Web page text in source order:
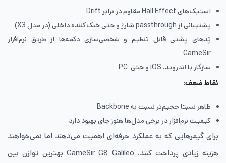
استیک‌های Hall Effect مقاوم در برابر Drift
پشتیبانی از passthrough شارژ و حتی خنک‌کننده داخلی (در مدل X3)
پَدهای پشتی قابل تنظیم و شخصی‌سازی دکمه‌ها از طریق نرم‌افزار
GameSir
سازگار با اندروید، iOS و حتی PC
نقاط ضعف:
ظاهر نسبتا حجیم‌تر نسبت به Backbone
کیفیت نرم‌افزار در برخی مدل‌ها هنوز جای بهبود دارد
برای گیمرهایی که به عملکرد حرفه‌ای اهمیت می‌دهند اما نمی‌خواهند
هزینه زیادی پرداخت کنند، GameSir G8 Galileo بهترین توازن بین